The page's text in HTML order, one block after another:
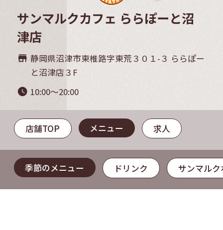
サンマルクカフェ ららぽーと沼
津店
store_mall_directory 静岡県沼津市東椎路字東荒３０１-３ ららぽー
と沼津店３F
watch_later 10:00～20:00
店舗TOP メニュー 求人
季節のメニュー ドリンク サンマル